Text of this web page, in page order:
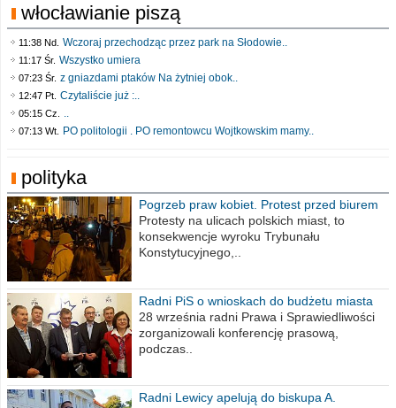
włocławianie piszą
11:38 Nd. Wczoraj przechodząc przez park na Słodowie..
11:17 Śr. Wszystko umiera
07:23 Śr. z gniazdami ptaków Na żytniej obok..
12:47 Pt. Czytaliście już :..
05:15 Cz. ..
07:13 Wt. PO politologii . PO remontowcu Wojtkowskim mamy..
polityka
Pogrzeb praw kobiet. Protest przed biurem
poselskim PiS
Protesty na ulicach polskich miast, to
konsekwencje wyroku Trybunału
Konstytucyjnego,..
Radni PiS o wnioskach do budżetu miasta
na 2021 rok
28 września radni Prawa i Sprawiedliwości
zorganizowali konferencję prasową,
podczas..
Radni Lewicy apelują do biskupa A.